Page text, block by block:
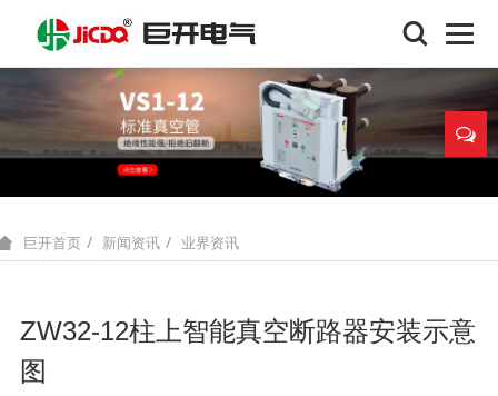
巨开首页 新闻资讯 业界资讯
ZW32-12柱上智能真空断路器安装示意
图